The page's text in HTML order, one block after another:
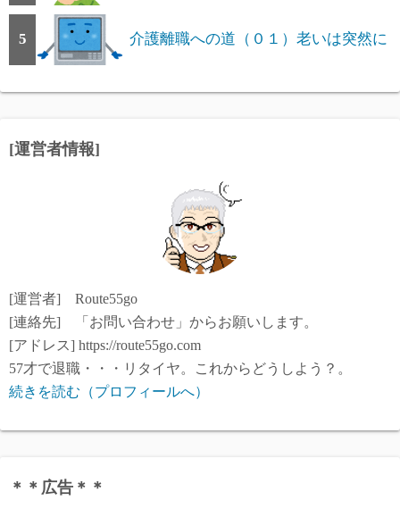
5 介護離職への道（０１）老いは突然に
[運営者情報]
[運営者] Route55go
[連絡先] 「お問い合わせ」からお願いします。
[アドレス] https://route55go.com
57才で退職・・・リタイヤ。これからどうしよう？。
続きを読む（プロフィールへ）
＊＊広告＊＊